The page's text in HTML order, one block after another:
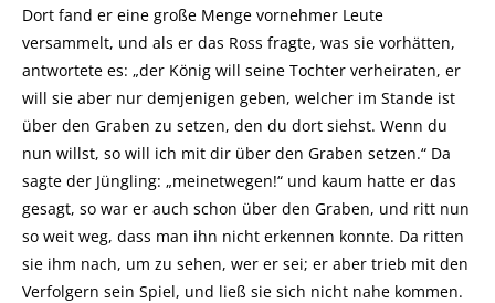
Dort fand er eine große Menge vornehmer Leute
versammelt, und als er das Ross fragte, was sie vorhätten,
antwortete es: „der König will seine Tochter verheiraten, er
will sie aber nur demjenigen geben, welcher im Stande ist
über den Graben zu setzen, den du dort siehst. Wenn du
nun willst, so will ich mit dir über den Graben setzen.“ Da
sagte der Jüngling: „meinetwegen!“ und kaum hatte er das
gesagt, so war er auch schon über den Graben, und ritt nun
so weit weg, dass man ihn nicht erkennen konnte. Da ritten
sie ihm nach, um zu sehen, wer er sei; er aber trieb mit den
Verfolgern sein Spiel, und ließ sie sich nicht nahe kommen.